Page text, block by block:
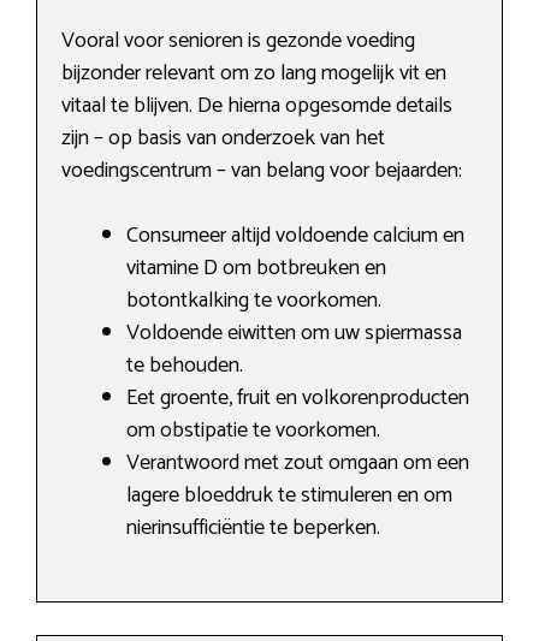
Vooral voor senioren is gezonde voeding
bijzonder relevant om zo lang mogelijk vit en
vitaal te blijven. De hierna opgesomde details
zijn – op basis van onderzoek van het
voedingscentrum – van belang voor bejaarden:
Consumeer altijd voldoende calcium en
vitamine D om botbreuken en
botontkalking te voorkomen.
Voldoende eiwitten om uw spiermassa
te behouden.
Eet groente, fruit en volkorenproducten
om obstipatie te voorkomen.
Verantwoord met zout omgaan om een
lagere bloeddruk te stimuleren en om
nierinsufficiëntie te beperken.